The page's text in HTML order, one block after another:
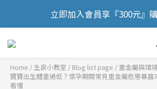
🎉 歡慶88節，滿額送膠原蛋白
立即加入會員享『300元』
🎉 歡慶88節，滿額送膠原蛋白
Home / Blog list page / 重金屬與環
寶寶出生體重過低？懷孕期間常見重金屬危害暴露
看懂